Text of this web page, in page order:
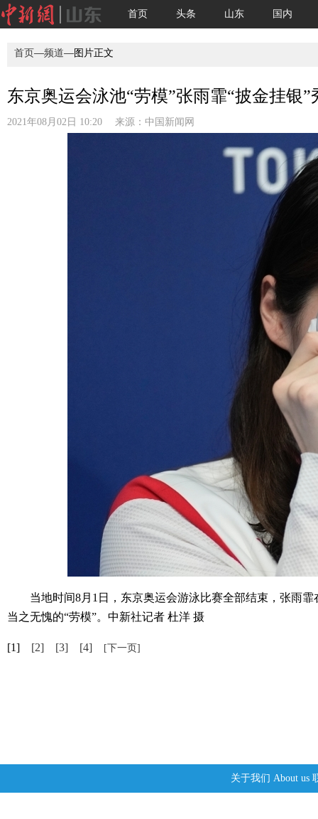
首页 头条 山东 国内
首页—频道—图片正文
东京奥运会泳池“劳模”张雨霏“披金挂银”
2021年08月02日 10:20 来源： 中国新闻网
当地时间8月1日，东京奥运会游泳比赛全部结束，张雨霏
当之无愧的“劳模”。中新社记者 杜洋 摄
[1] [2] [3] [4] [下一页]
关于我们 About us